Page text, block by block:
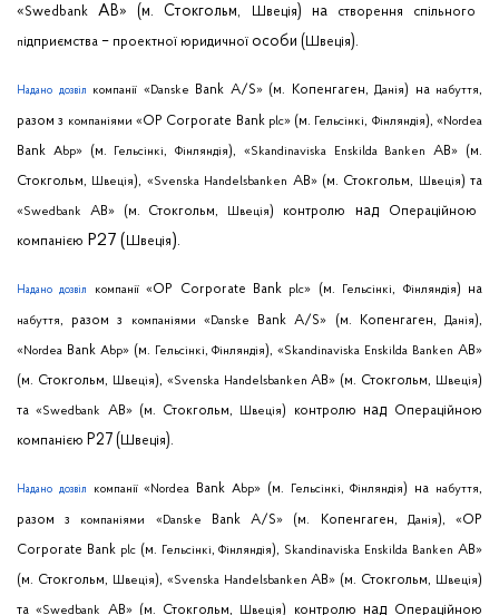
«Swedbank AB» (м.Стокгольм, Швеція) на створення спільного
підприємства – проектної юридичної особи ( Швеція).
Надано дозвіл компанії « Danske Bank A/S» (м. Копенгаген, Данія) на набуття,
разом з компаніями «OP Corporate Bank plc» (м. Гельсінкі, Фінляндія), « Nordea
Bank Abp» (м. Гельсінкі,Фінляндія), «Skandinaviska Enskilda Banken AB» (м.
Стокгольм, Швеція), «Svenska Handelsbanken AB» (м. Стокгольм, Швеція) та
«Swedbank AB» (м. Стокгольм, Швеція) контролю над Операційною
компанією P27 ( Швеція ).
Надано дозвіл компанії«OP Corporate Bank plc» (м. Гельсінкі, Фінляндія) на
набуття, разом з компаніями « Danske Bank A/S» (м. Копенгаген,Данія),
« Nordea Bank Abp» (м. Гельсінкі,Фінляндія), «Skandinaviska Enskilda Banken AB»
(м. Стокгольм, Швеція), «Svenska Handelsbanken AB» (м. Стокгольм, Швеція)
та «Swedbank AB» (м. Стокгольм, Швеція) контролю над Операційною
компанією P27 ( Швеція).
Надано дозвіл компанії« Nordea Bank Abp» (м. Гельсінкі,Фінляндія) на набуття,
разом з компаніями « Danske Bank A/S» (м. Копенгаген, Данія), «OP
Corporate Bank plc(м. Гельсінкі,Фінляндія), Skandinaviska Enskilda Banken AB»
(м. Стокгольм, Швеція), «Svenska Handelsbanken AB» (м. Стокгольм, Швеція)
та «Swedbank AB» (м. Стокгольм, Швеція) контролю над Операційною